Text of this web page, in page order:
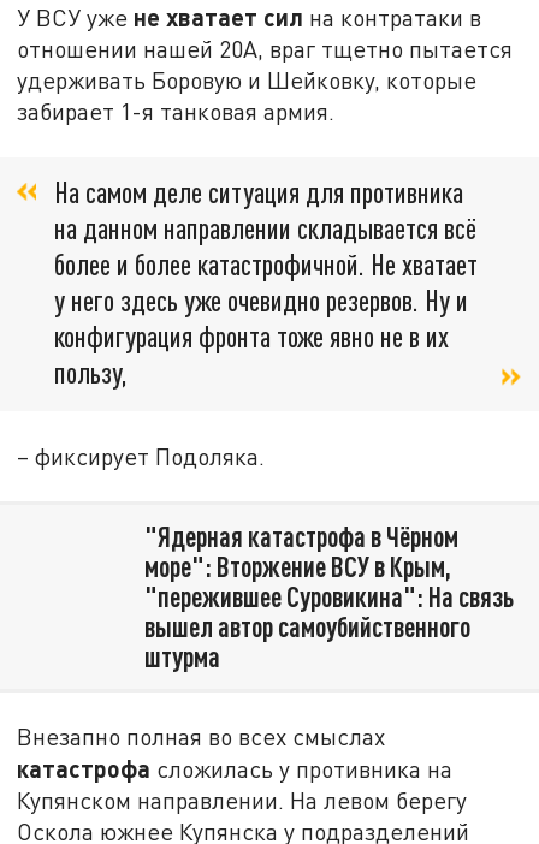
У ВСУ уже не хватает сил на контратаки в
отношении нашей 20А, враг тщетно пытается
удерживать Боровую и Шейковку, которые
забирает 1-я танковая армия.
На самом деле ситуация для противника
на данном направлении складывается всё
более и более катастрофичной. Не хватает
у него здесь уже очевидно резервов. Ну и
конфигурация фронта тоже явно не в их
пользу,
– фиксирует Подоляка.
"Ядерная катастрофа в Чёрном
море": Вторжение ВСУ в Крым,
"пережившее Суровикина": На связь
вышел автор самоубийственного
штурма
Внезапно полная во всех смыслах
катастрофа сложилась у противника на
Купянском направлении. На левом берегу
Оскола южнее Купянска у подразделений